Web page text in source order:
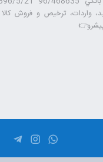
واردات، ترخیص و فروش کالا